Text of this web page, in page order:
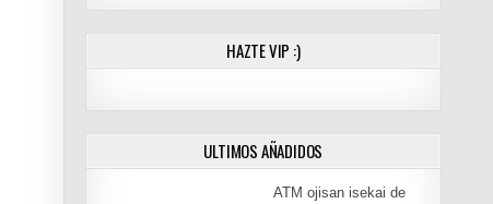
HAZTE VIP :)
ULTIMOS AÑADIDOS
ATM ojisan isekai de